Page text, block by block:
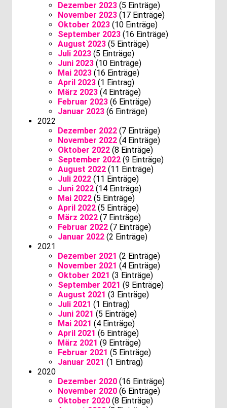
Dezember 2023 (5 Einträge)
November 2023 (17 Einträge)
Oktober 2023 (10 Einträge)
September 2023 (16 Einträge)
August 2023 (5 Einträge)
Juli 2023 (5 Einträge)
Juni 2023 (10 Einträge)
Mai 2023 (16 Einträge)
April 2023 (1 Eintrag)
März 2023 (4 Einträge)
Februar 2023 (6 Einträge)
Januar 2023 (6 Einträge)
2022
Dezember 2022 (7 Einträge)
November 2022 (4 Einträge)
Oktober 2022 (8 Einträge)
September 2022 (9 Einträge)
August 2022 (11 Einträge)
Juli 2022 (11 Einträge)
Juni 2022 (14 Einträge)
Mai 2022 (5 Einträge)
April 2022 (5 Einträge)
März 2022 (7 Einträge)
Februar 2022 (7 Einträge)
Januar 2022 (2 Einträge)
2021
Dezember 2021 (2 Einträge)
November 2021 (4 Einträge)
Oktober 2021 (3 Einträge)
September 2021 (9 Einträge)
August 2021 (3 Einträge)
Juli 2021 (1 Eintrag)
Juni 2021 (5 Einträge)
Mai 2021 (4 Einträge)
April 2021 (6 Einträge)
März 2021 (9 Einträge)
Februar 2021 (5 Einträge)
Januar 2021 (1 Eintrag)
2020
Dezember 2020 (16 Einträge)
November 2020 (6 Einträge)
Oktober 2020 (8 Einträge)